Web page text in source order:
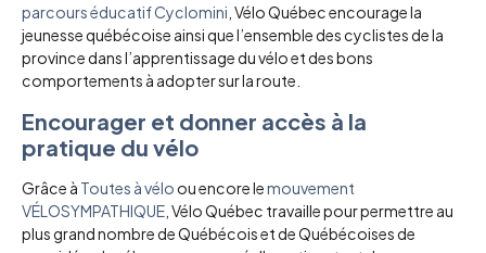
parcours éducatif Cyclomini , Vélo Québec encourage la
jeunesse québécoise ainsi que l’ensemble des cyclistes de la
province dans l’apprentissage du vélo et des bons
comportements à adopter sur la route.
Encourager et donner accès à la
pratique du vélo
Grâce à Toutes à vélo ou encore lemouvement
VÉLOSYMPATHIQUE , Vélo Québec travaille pour permettre au
plus grand nombre de Québécois et de Québécoises de